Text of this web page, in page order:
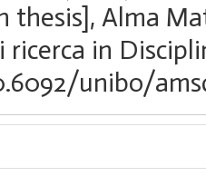
thesis], Alma
in
unibo/